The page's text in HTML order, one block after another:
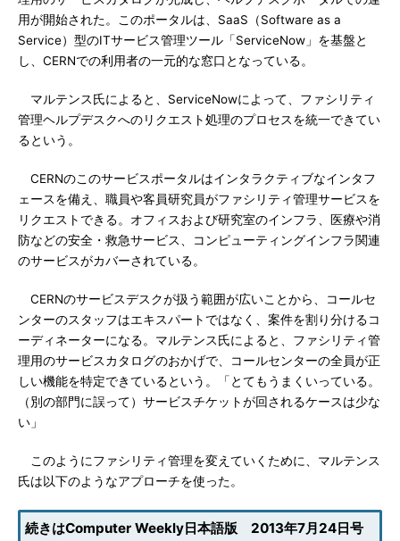
用が開始された。このポータルは、SaaS（Software as a
Service）型のITサービス管理ツール「ServiceNow」を基盤と
し、CERNでの利用者の一元的な窓口となっている。
マルテンス氏によると、ServiceNowによって、ファシリティ
管理ヘルプデスクへのリクエスト処理のプロセスを統一できてい
るという。
CERNのこのサービスポータルはインタラクティブなインタフ
ェースを備え、職員や客員研究員がファシリティ管理サービスを
リクエストできる。オフィスおよび研究室のインフラ、医療や消
防などの安全・救急サービス、コンピューティングインフラ関連
のサービスがカバーされている。
CERNのサービスデスクが扱う範囲が広いことから、コールセ
ンターのスタッフはエキスパートではなく、案件を割り分けるコ
ーディネーターになる。マルテンス氏によると、ファシリティ管
理用のサービスカタログのおかげで、コールセンターの全員が正
しい機能を特定できているという。「とてもうまくいっている。
（別の部門に誤って）サービスチケットが回されるケースは少な
い」
このようにファシリティ管理を変えていくために、マルテンス
氏は以下のようなアプローチを使った。
続きはComputer Weekly日本語版 2013年7月24日号